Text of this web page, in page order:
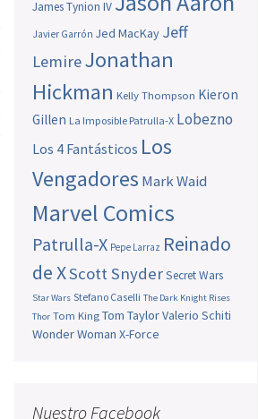
James Tynion IV
Javier Garrón Jed MacKay Jeff
LemireJonathan
Hickman Kelly Thompson Kieron
Gillen La Imposible Patrulla-X Lobezno
Los 4 Fantásticos Los
Vengadores Mark Waid
Marvel Comics
Patrulla-X Pepe Larraz Reinado
de XScott SnyderSecret Wars
Star Wars Stefano Caselli The Dark Knight Rises
Thor Tom King Tom TaylorValerio Schiti
Wonder Woman X-Force
Nuestro Facebook